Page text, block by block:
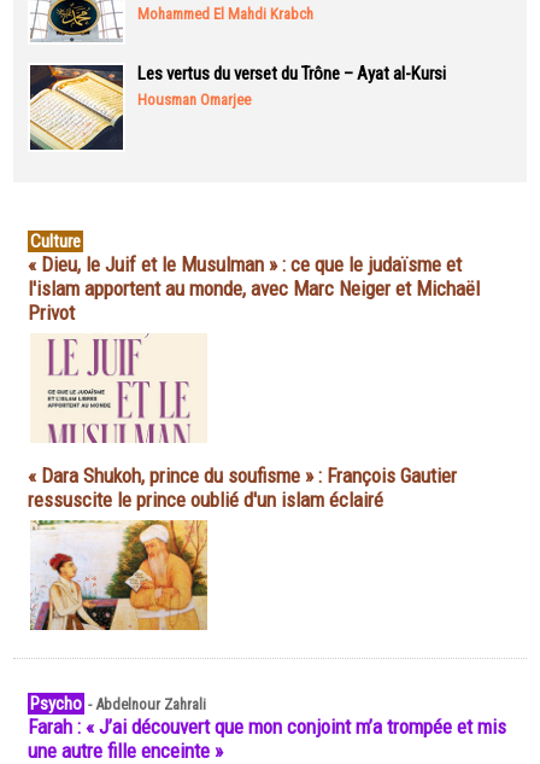
Mohammed El Mahdi Krabch
Les vertus du verset du Trône – Ayat al-Kursi
Housman Omarjee
Culture
« Dieu, le Juif et le Musulman » : ce que le judaïsme et
l'islam apportent au monde, avec Marc Neiger et Michaël
Privot
« Dara Shukoh, prince du soufisme » : François Gautier
ressuscite le prince oublié d'un islam éclairé
Psycho -Abdelnour Zahrali
Farah : « J’ai découvert que mon conjoint m’a trompée et mis
une autre fille enceinte »